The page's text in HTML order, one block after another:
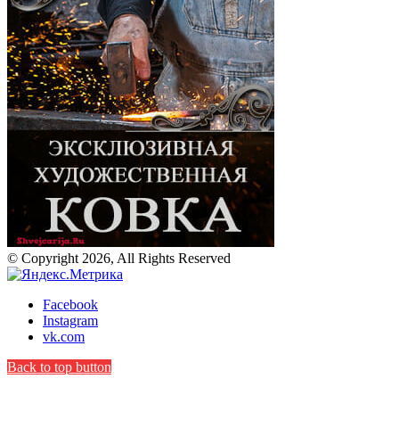
© Copyright 2026, All Rights Reserved
Facebook
Instagram
vk.com
Back to top button